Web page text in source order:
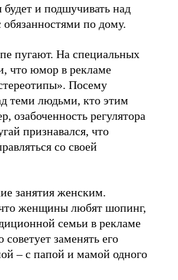
будет и подшучивать над
по дому.
пугают. На специальных
что юмор в рекламе
Посему
теми людьми, кто этим
озабоченность регулятора
признавался, что
со своей
занятия женским.
женщины любят шопинг,
семьи в рекламе
заменять его
– с папой и мамой одного